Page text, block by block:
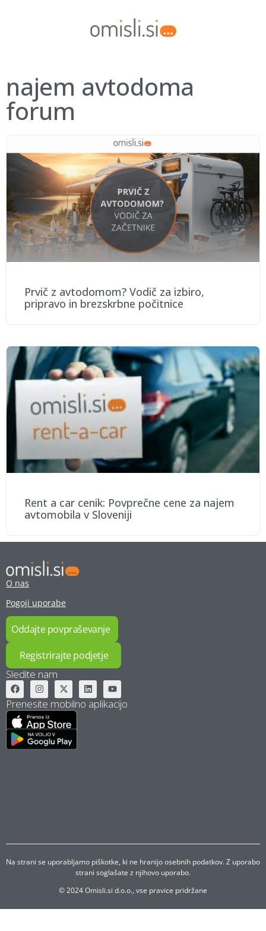
najem avtodoma
forum
Prvič z avtodomom? Vodič za izbiro,
pripravo in brezskrbne počitnice
Rent a car cenik: Povprečne cene za najem
avtomobila v Sloveniji
O nas
Pogoji uporabe
Oddajte povpraševanje
Registrirajte podjetje
Sledite nam
Prenesite mobilno aplikacijo
Na strani se uporabljamo piškotke, ki ne hranijo osebnih podatkov. Z uporabo
strani soglašate z njihovo uporabo.
© 2024 Omisli.si d.o.o., vse pravice pridržane